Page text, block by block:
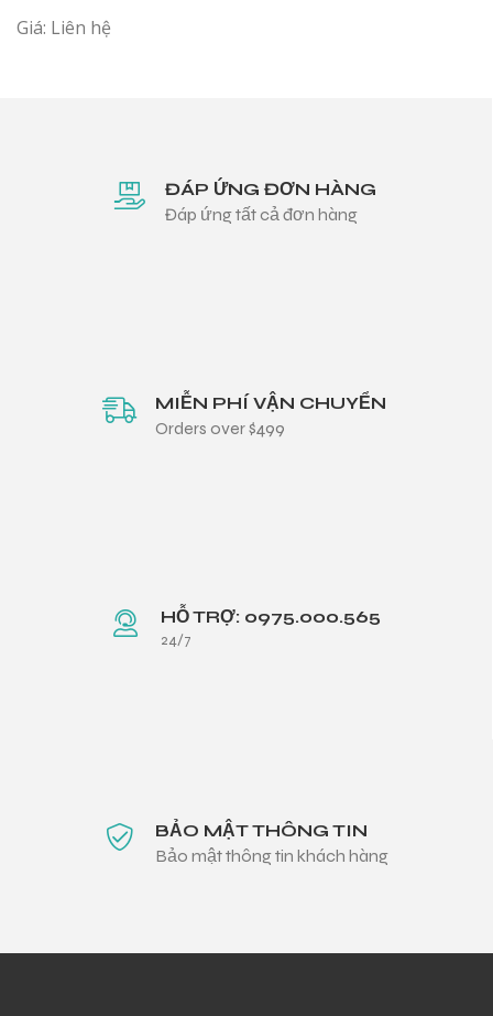
Giá: Liên hệ
ĐÁP ỨNG ĐƠN HÀNG
Đáp ứng tất cả đơn hàng
MIỄN PHÍ VẬN CHUYỂN
Orders over $499
HỖ TRỢ: 0975.000.565
24/7
BẢO MẬT THÔNG TIN
Bảo mật thông tin khách hàng